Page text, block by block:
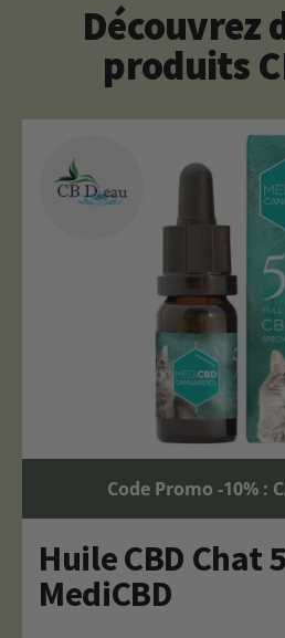
Découvrez
produits
Code Promo -10% :
Huile CBD Chat
MediCBD